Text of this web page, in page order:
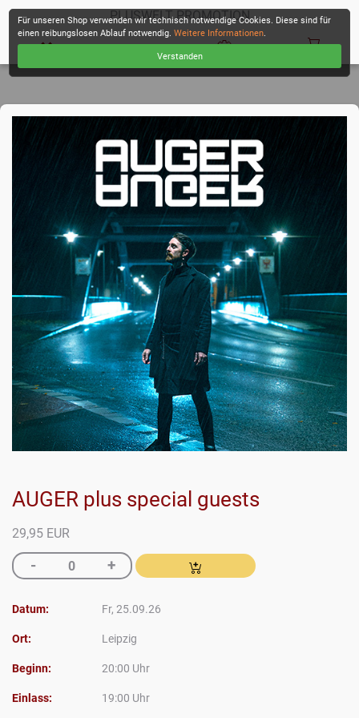
PLUSWELT PROMOTION
AUGER plus special guests
29,95 EUR
Datum: Fr, 25.09.26
Ort: Leipzig
Beginn: 20:00 Uhr
Einlass: 19:00 Uhr
Für unseren Shop verwenden wir technisch notwendige Cookies. Diese sind für
einen reibungslosen Ablauf notwendig.Weitere Informationen.
Verstanden